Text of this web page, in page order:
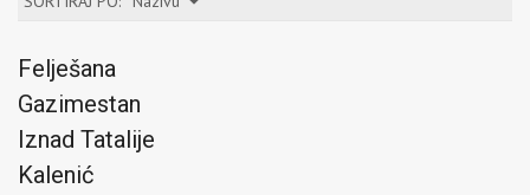
Felješana
Gazimestan
Iznad Tatalije
Kalenić